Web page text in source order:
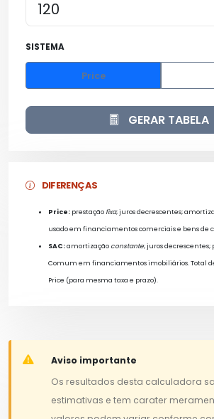
SISTEMA
Price
GERAR TABELA
DIFERENÇAS
Price: prestação fixa; juros decrescentes;
usado em financiamentos comerciais e bens de
SAC:amortização constante; juros
Comum em financiamentos imobiliários. Total
Price (para mesma taxa e prazo).
Aviso importante
Os resultados desta calculadora
estimativas e tem carater